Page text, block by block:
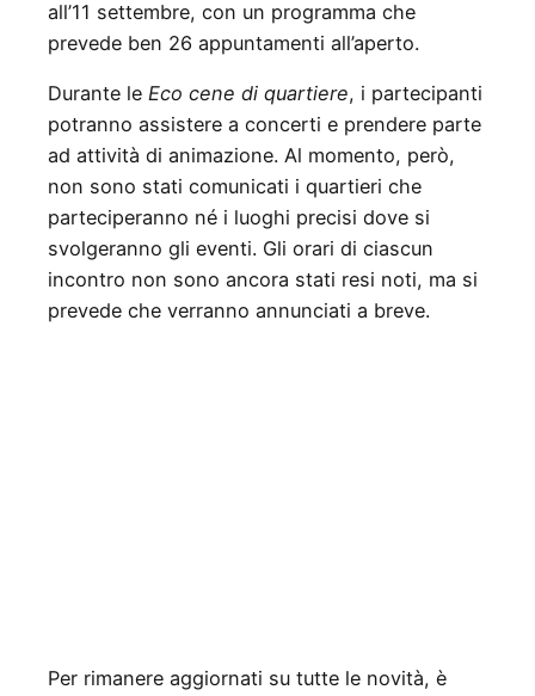
all’11 settembre, con un programma che
prevede ben 26 appuntamenti all’aperto.
Durante le Eco cene di quartiere, i partecipanti
potranno assistere a concerti e prendere parte
ad attività di animazione. Al momento, però,
non sono stati comunicati i quartieri che
parteciperanno né i luoghi precisi dove si
svolgeranno gli eventi. Gli orari di ciascun
incontro non sono ancora stati resi noti, ma si
prevede che verranno annunciati a breve.
Per rimanere aggiornati su tutte le novità, è